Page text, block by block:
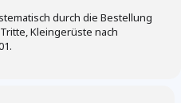
durch die Bestellung
Kleingerüste nach